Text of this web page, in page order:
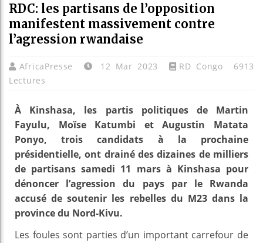
RDC: les partisans de l’opposition
manifestent massivement contre
l’agression rwandaise
AfricaPresse 12 Mar 2023 RD Congo
6913
Lectures
À Kinshasa, les partis politiques de Martin
Fayulu, Moïse Katumbi et Augustin Matata
Ponyo, trois candidats à la prochaine
présidentielle, ont drainé des dizaines de milliers
de partisans samedi 11 mars à Kinshasa pour
dénoncer l’agression du pays par le Rwanda
accusé de soutenir les rebelles du M23 dans la
province du Nord-Kivu.
Les foules sont parties d’un important carrefour de